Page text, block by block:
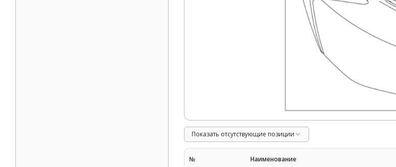
Показать отсутствующие позиции
№ Наименование